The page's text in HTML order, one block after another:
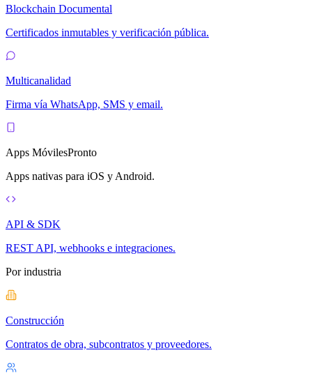
Blockchain Documental
Certificados inmutables y verificación pública.
Multicanalidad
Firma vía WhatsApp, SMS y email.
Apps MóvilesPronto
Apps nativas para iOS y Android.
API & SDK
REST API, webhooks e integraciones.
Por industria
Construcción
Contratos de obra, subcontratos y proveedores.